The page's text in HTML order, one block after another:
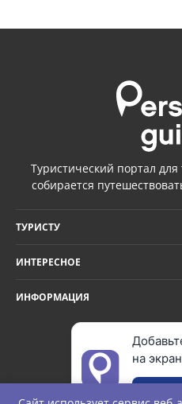
Туристический портал для
собирается
ТУРИСТУ
ИНТЕРЕСНОЕ
ИНФОРМАЦИЯ
на